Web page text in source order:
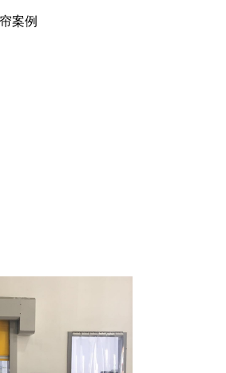
案例